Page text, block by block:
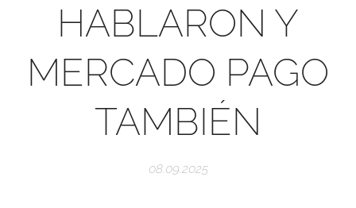
HABLARON Y
MERCADO PAGO
TAMBIÉN
08.09.2025